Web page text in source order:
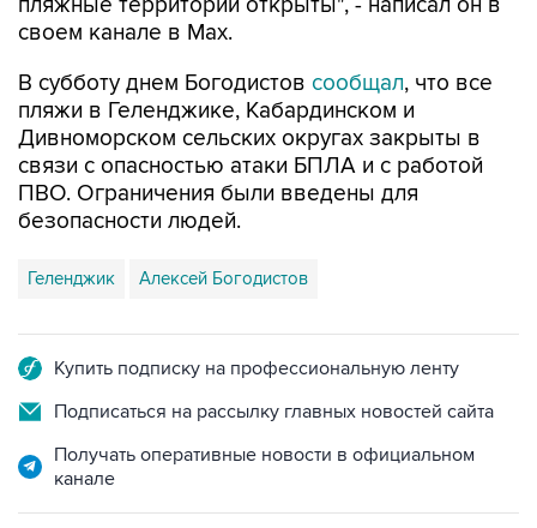
своем канале в Max.
В субботу днем Богодистов сообщал, что все
пляжи в Геленджике, Кабардинском и
Дивноморском сельских округах закрыты в
связи с опасностью атаки БПЛА и с работой
ПВО. Ограничения были введены для
безопасности людей.
Геленджик Алексей Богодистов
Купить подписку на профессиональную ленту
Подписаться на рассылку главных новостей сайта
Получать оперативные новости в официальном
канале